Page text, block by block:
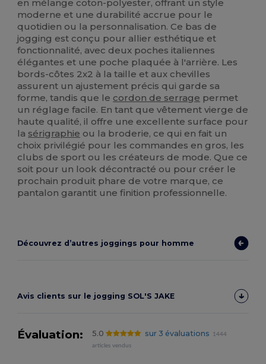
en mélange coton-polyester, offrant un style
moderne et une durabilité accrue pour le
quotidien ou la personnalisation. Ce bas de
jogging est conçu pour allier esthétique et
fonctionnalité, avec deux poches italiennes
élégantes et une poche plaquée à l'arrière. Les
bords-côtes 2x2 à la taille et aux chevilles
assurent un ajustement précis qui garde sa
forme, tandis que le cordon de serrage permet
un réglage facile. En tant que vêtement vierge de
haute qualité, il offre une excellente surface pour
la sérigraphie ou la broderie, ce qui en fait un
choix privilégié pour les commandes en gros, les
clubs de sport ou les créateurs de mode. Que ce
soit pour un look décontracté ou pour créer le
prochain produit phare de votre marque, ce
pantalon garantit une finition professionnelle.
Découvrez d’autres joggings pour homme
Avis clients sur le jogging SOL'S JAKE
Évaluation: 5.0 sur 3 évaluations
1444
articles vendus